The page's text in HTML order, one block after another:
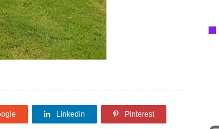
Linkedin Pinterest